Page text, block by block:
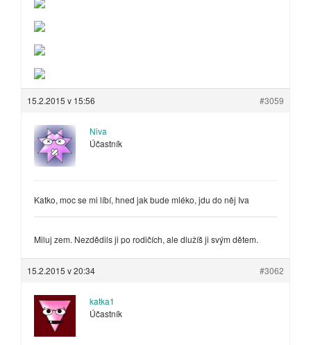
15.2.2015 v 15:56 #3059
Niva
Účastník
Katko, moc se mi líbí, hned jak bude mléko, jdu do něj Iva
Miluj zem. Nezdědils ji po rodičích, ale dlužíš ji svým dětem.
15.2.2015 v 20:34 #3062
katka1
Účastník